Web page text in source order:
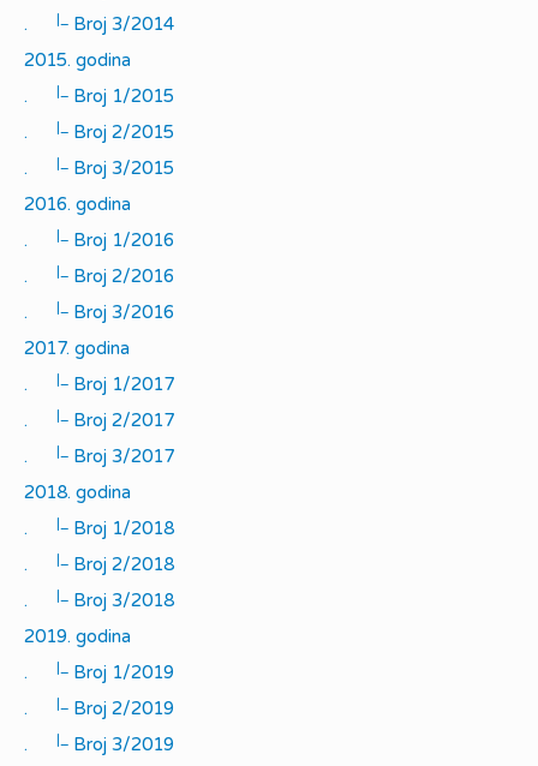
.
|_
Broj 3/2014
2015. godina
.
|_
Broj 1/2015
.
|_
Broj 2/2015
.
|_
Broj 3/2015
2016. godina
.
|_
Broj 1/2016
.
|_
Broj 2/2016
.
|_
Broj 3/2016
2017. godina
.
|_
Broj 1/2017
.
|_
Broj 2/2017
.
|_
Broj 3/2017
2018. godina
.
|_
Broj 1/2018
.
|_
Broj 2/2018
.
|_
Broj 3/2018
2019. godina
.
|_
Broj 1/2019
.
|_
Broj 2/2019
.
|_
Broj 3/2019